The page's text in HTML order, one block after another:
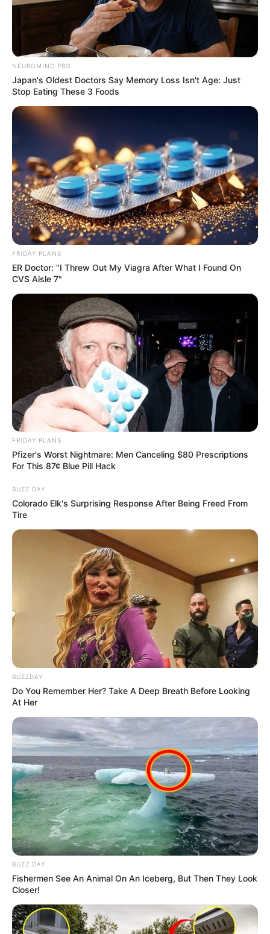
ΔΙΑΒΑΣΤΕ:ΑΥΤΟ ΤΟ ΣΧΕΔΙΟ ΈΦΤΑΣΕ
ΣΤΟ ΤΕΛΟΣ ΤΟΥ ΚΑΙ Η ΑΝΑΤΡΟΠΉ ΕΊΝΑΙ
ΔΕΔΟΜΈΝΗ ΓΙΑ ΑΥΤΟΥΣ ΠΟΥ
ΚΑΤΑΛΑΒΑΊΝΟΥΝ…
ΕΝΑ ΒΙΒΛΙΟ ΠΟΥ ΠΡΕΠΕΙ ΝΑ ΑΠΟΚΤΗΣΕΙΣ
ΝΙΚΟΛΑΟΣ ΑΝΑΞΙΜΑΝΔΡΟΣ
ΣΤΗΡΙΞΤΕ ΤΗΝ ΠΡΟΣΠΑΘΕΙΑ ΜΑΣ.. ΜΗΝ
ΑΦΗΣΕΤΕ ΝΑ ΚΛΕΙΣΕΙ ΑΥΤΟ ΤΟ ΙΣΤΟΛΟΓΙΟ…
ΒΟΗΘΕΙΣΤΕ ΜΑΣ ΚΑΝΟΝΤΑΣ ΜΙΑ
ΔΩΡΕΑ..ΠΑΤΗΣΤΕ ΤΟ ΚΟΥΜΠΙ “DONATE”
ΠΑΡΑΚΑΤΩ(απλά εδώ να τονίσω ότι για να
προχωρήσει η διαδικασία με το DONATE, ΔΕΝ
πρέπει να τσεκάρετε το κουτί που σας ζητάει να
διατηρήσει τα στοιχεία σας)…
ΘΕΛΕΤΕ ΝΑ ΔΩΣΕΤΕ ΣΤΟΙΧΕΙΑ ΤΗΣ ΚΑΡΤΑΣ
ΣΑΣ ΣΤΟ ΔΙΑΔΙΚΤΥΟ, Η ΑΠΛΑ ΔΕΝ ΤΑ
ΚΑΤΑΦΕΡΝΕΤΕ ΜΕ ΑΥΤΑ, ΜΠΟΡΕΙΤΕ ΝΑ ΜΟΥ
ΚΑΤΑΘΕΣΕΤΕ ΣΕ ΛΟΓΑΡΙΑΣΜΟ ΣΤΗΝ ΕΘΝΙΚΗ
ΜΕ IBAN GR9501104880000048834149733
(ΣΤΟ ΟΝΟΜΑ ΕΥΤΥΧΙΑ ΝΙΚΑ) ΓΡΑΦΟΝΤΑΣ ΩΣ
ΔΙΚΑΙΟΛΟΓΙΑ “ΔΩΡΕΑ” ΚΑΙ ΑΝ ΘΕΛΕΤΕ ΚΑΙ ΤΟ
ΟΝΟΜΑ ΣΑΣ ΓΙΑ ΝΑ ΜΠΟΡΩ ΝΑ ΞΕΡΩ ΠΟΙΟΙ ΜΕ
ΒΟΗΘΑΤΕ
ΥΠΟΣΤΗΡΙΞΤΕ ΤΟΝ ΑΓΩΝΑ ΜΑΣ
NEUROMIND PRO
Japan's Oldest Doctors Say Memory Loss Isn't Age: Just
Stop Eating These 3 Foods
FRIDAY PLANS
ER Doctor: "I Threw Out My Viagra After What I Found On
CVS Aisle 7"
FRIDAY PLANS
Pfizer's Worst Nightmare: Men Canceling $80 Prescriptions
For This 87¢ Blue Pill Hack
BUZZ DAY
Colorado Elk's Surprising Response After Being Freed From
Tire
BUZZDAY
Do You Remember Her? Take A Deep Breath Before Looking
At Her
BUZZ DAY
Fishermen See An Animal On An Iceberg, But Then They Look
Closer!